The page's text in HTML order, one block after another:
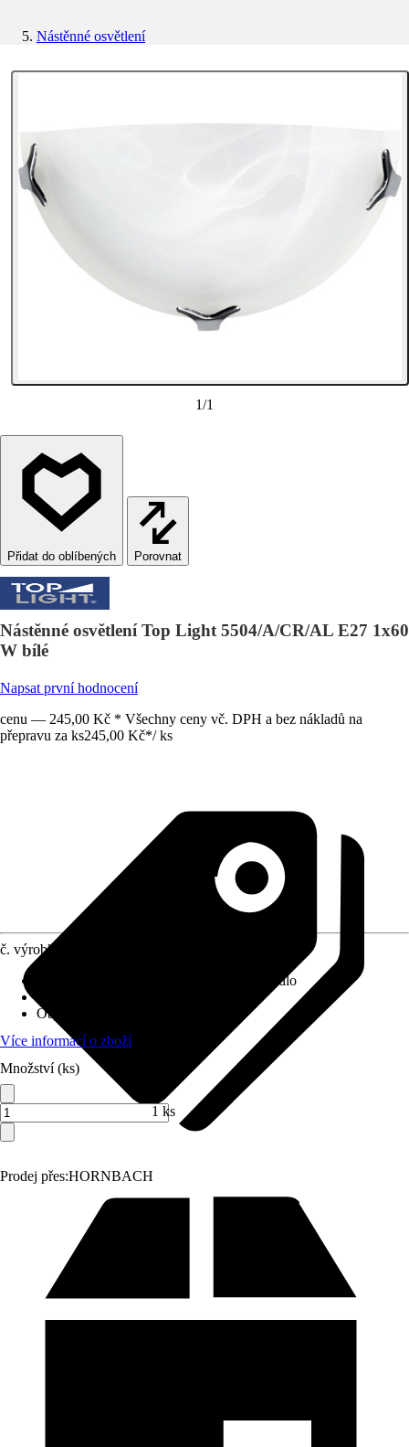
Nástěnné osvětlení
1/1
Porovnat
Nástěnné osvětlení Top Light 5504/A/CR/AL E27 1x60
W bílé
Napsat první hodnocení
cenu — 245,00 Kč * Všechny ceny vč. DPH a bez nákladů na
přepravu za ks245,00 Kč*/ ks
Prodej přes:HORNBACH
č. výrobku
Stropní svítidlo, Nástěnné svítidlo
Objímka
Více informací o zboží
Množství (ks)
1 ks